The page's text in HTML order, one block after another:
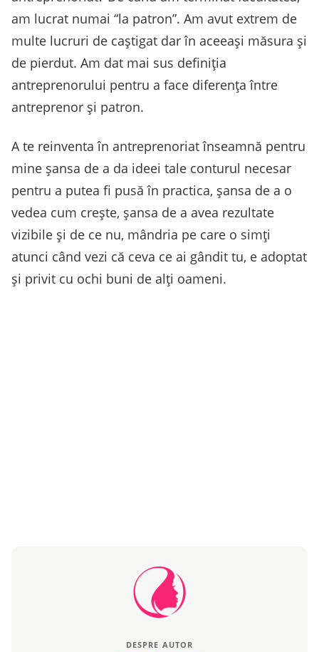
am lucrat numai “la patron”. Am avut extrem de
multe lucruri de caștigat dar în aceeași măsura și
de pierdut. Am dat mai sus definiția
antreprenorului pentru a face diferența între
antreprenor și patron.
A te reinventa în antreprenoriat înseamnă pentru
mine șansa de a da ideei tale conturul necesar
pentru a putea fi pusă în practica, șansa de a o
vedea cum crește, șansa de a avea rezultate
vizibile și de ce nu, mândria pe care o simți
atunci când vezi că ceva ce ai gândit tu, e adoptat
și privit cu ochi buni de alți oameni.
DESPRE AUTOR